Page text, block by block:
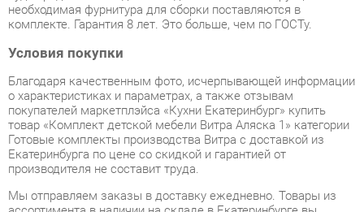
Благодаря качественным фото, исчерпывающей информации
о характеристиках и параметрах, а также отзывам
покупателей маркетплэйса «Кухни Екатеринбург» купить
товар «Комплект детской мебели Витра Аляска 1» категории
Готовые комплекты производства Витра с доставкой из
Екатеринбурга по цене со скидкой и гарантией от
производителя не составит труда.
Мы отправляем заказы в доставку ежедневно. Товары из
ассортимента в наличии на складе в Екатеринбурге вы
получите не позднее48-ми часовс момента оформления
заказа. Дополнительно вы можете заказать подъём на этаж